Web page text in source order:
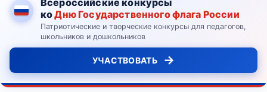
коДню Государственного флага России
Патриотические и творческие конкурсы для педагогов,
школьников и дошкольников
УЧАСТВОВАТЬ →